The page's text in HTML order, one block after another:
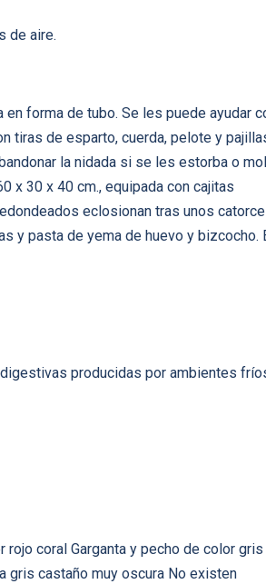
de aire.
forma de tubo. Se les puede ayudar
tiras de esparto, cuerda, pelote y
la nidada si se les estorba o
x 30 x 40 cm., equipada con cajitas
eclosionan tras unos
y pasta de yema de huevo y bizcocho.
producidas por ambientes
coral Garganta y pecho de color
gris castaño muy oscura No existen